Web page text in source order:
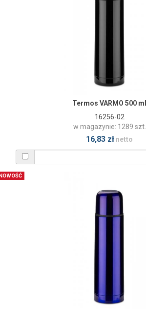
Termos VARMO 500 ml
16256-02
w magazynie: 1289 szt.
16,83 zł netto